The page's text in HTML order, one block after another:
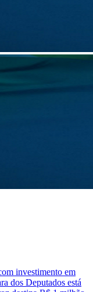
investimento em
dos Deputados está